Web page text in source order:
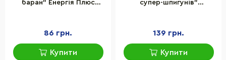
баран" Енергія Плюс
86 грн.
Купити
супер-шпигунів"
139 грн.
Купити